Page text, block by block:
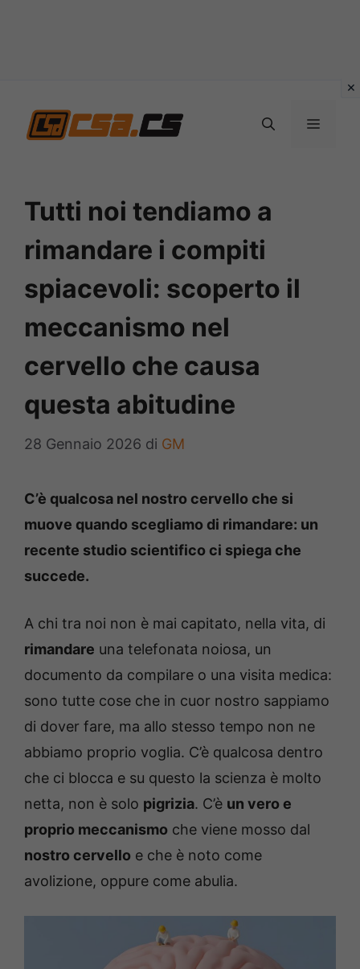
contenuto
MENU
Tutti noi tendiamo a
rimandare i compiti
spiacevoli: scoperto il
meccanismo nel
cervello che causa
questa abitudine
28 Gennaio 2026 di GM
C’è qualcosa nel nostro cervello che si
muove quando scegliamo di rimandare: un
recente studio scientifico ci spiega che
succede.
A chi tra noi non è mai capitato, nella vita, di
rimandare una telefonata noiosa, un
documento da compilare o una visita medica:
sono tutte cose che in cuor nostro sappiamo
di dover fare, ma allo stesso tempo non ne
abbiamo proprio voglia. C’è qualcosa dentro
che ci blocca e su questo la scienza è molto
netta, non è solo pigrizia. C’è un vero e
proprio meccanismo che viene mosso dal
nostro cervello e che è noto come
avolizione, oppure come abulia.